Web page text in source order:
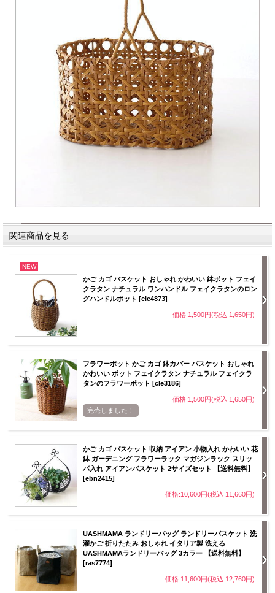
関連商品を見る
NEW
かご カゴ バスケット おしゃれ かわいい 鉢ポット フェイ
クラタン ナチュラル ワンハンドル フェイクラタンのロン
グハンドルポット [cle4873]
価格:1,500円(税込 1,650円)
フラワーポット かご カゴ 鉢カバー バスケット おしゃれ
かわいい ポット フェイクラタン ナチュラル フェイクラ
タンのフラワーポット [cle3186]
価格:1,500円(税込 1,650円)
完売しました！
かご カゴ バスケット 収納 アイアン 小物入れ かわいい 花
鉢 ガーデニング フラワーラック マガジンラック スリッ
パ入れ アイアンバスケット 2サイズセット 【送料無料】
[ebn2415]
価格:10,600円(税込 11,660円)
UASHMAMA ランドリーバッグ ランドリーバスケット 洗
濯かご 折りたたみ おしゃれ イタリア製 洗える
UASHMAMAランドリーバッグ 3カラー 【送料無料】
[ras7774]
価格:11,600円(税込 12,760円)